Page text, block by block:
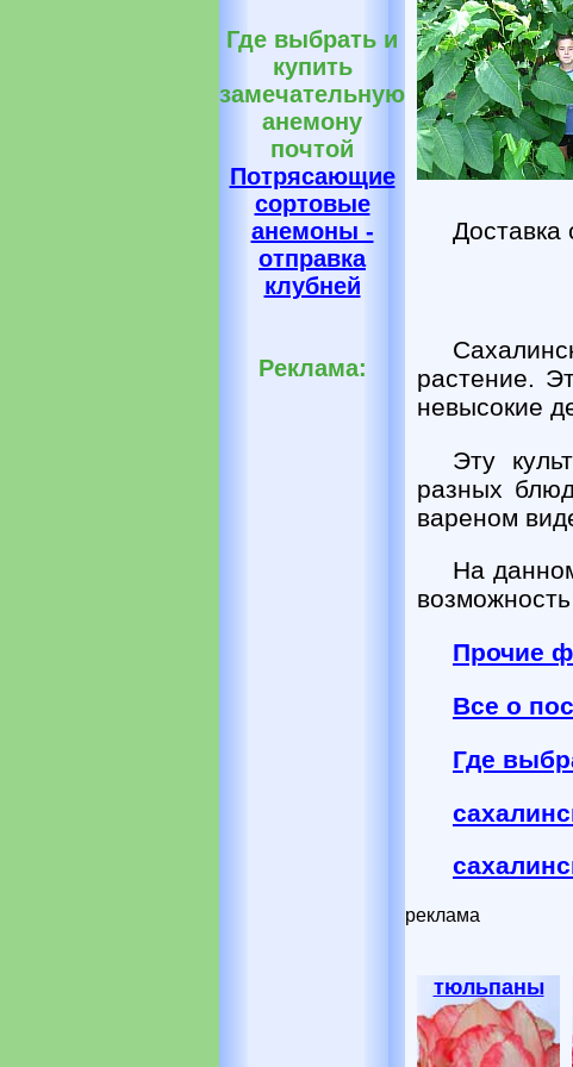
Где выбрать и
купить
замечательную
анемону
почтой
Потрясающие
сортовые
анемоны -
отправка
клубней
Реклама:
Доставка
растение.
невысокие
Эту
разных
вареном
На
Прочие
Все о
Где
реклама
тюльпаны